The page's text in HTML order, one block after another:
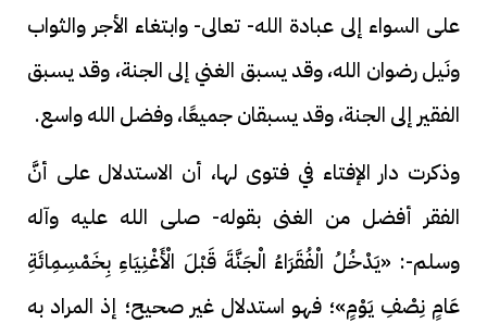
على السواء إلى عبادة الله- تعالى- وابتغاء الأجر والثواب
ونَيل رضوان الله، وقد يسبق الغني إلى الجنة، وقد يسبق
الفقير إلى الجنة، وقد يسبقان جميعًا، وفضل الله واسع.
وذكرت دار الإفتاء في فتوى لها، أن الاستدلال على أنَّ
الفقر أفضل من الغنى بقوله- صلى الله عليه وآله
وسلم-: «يَدْخُلُ الْفُقَرَاءُ الْجَنَّةَ قَبْلَ الْأَغْنِيَاءِ بِخَمْسِمِائَةِ
عَامٍ نِصْفِ يَوْمٍ»؛ فهو استدلال غير صحيح؛ إذ المراد به